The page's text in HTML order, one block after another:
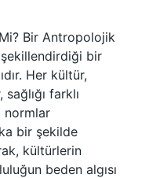
Bir Antropolojik
şekillendirdiği bir
Her kültür,
farklı
normlar
bir şekilde
kültürlerin
beden algısı